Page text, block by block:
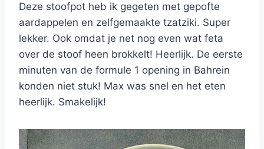
Deze stoofpot heb ik gegeten met gepofte
aardappelen en zelfgemaakte tzatziki. Super
lekker. Ook omdat je net nog even wat feta
over de stoof heen brokkelt! Heerlijk. De eerste
minuten van de formule 1 opening in Bahrein
konden niet stuk! Max was snel en het eten
heerlijk. Smakelijk!